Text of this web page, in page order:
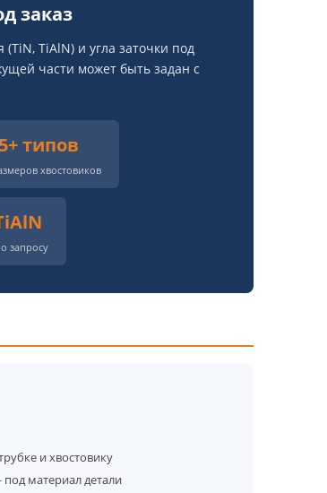
заказ
TiAlN) и угла заточки под
части может быть задан с
типов
хвостовиков
запросу
и хвостовику
материал детали